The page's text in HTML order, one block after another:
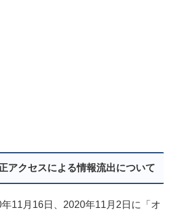
アクセスによる情報流出について
年11月16日、2020年11月2日に「オ